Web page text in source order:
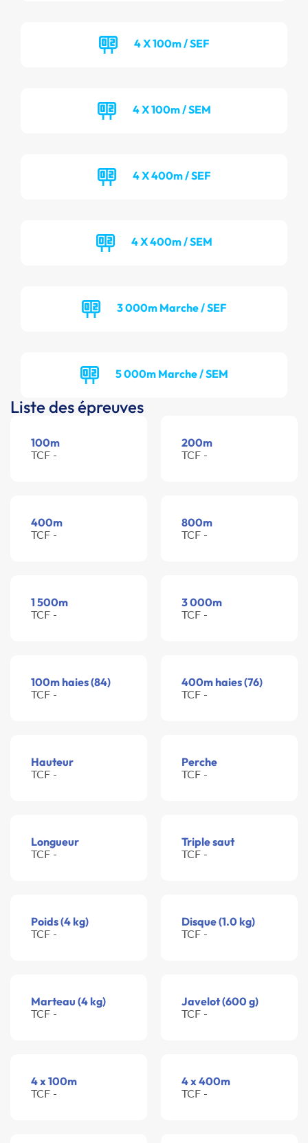
4 X 100m / SEF
4 X 100m / SEM
4 X 400m / SEF
4 X 400m / SEM
3 000m Marche / SEF
5 000m Marche / SEM
Liste des épreuves
100m
TCF -
200m
TCF -
400m
TCF -
800m
TCF -
1 500m
TCF -
3 000m
TCF -
100m haies (84)
TCF -
400m haies (76)
TCF -
Hauteur
TCF -
Perche
TCF -
Longueur
TCF -
Triple saut
TCF -
Poids (4 kg)
TCF -
Disque (1.0 kg)
TCF -
Marteau (4 kg)
TCF -
Javelot (600 g)
TCF -
4 x 100m
TCF -
4 x 400m
TCF -